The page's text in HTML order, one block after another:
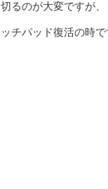
るのが大変ですが、
チパッド復活の時で